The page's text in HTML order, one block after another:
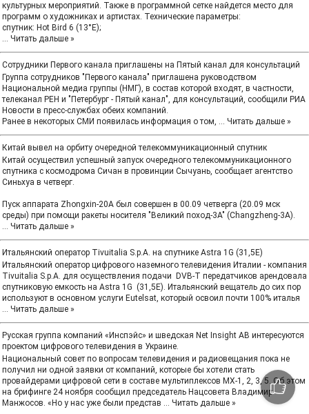
культурных мероприятий. Также в программной сетке найдется место для
программ о художниках и артистах. Технические параметры:
спутник: Hot Bird 6 (13°E);
... Читать дальше »
Сотрудники Первого канала приглашены на Пятый канал для консультаций
Группа сотрудников "Первого канала" приглашена руководством
Национальной медиа группы (НМГ), в состав которой входят, в частности,
телеканал РЕН и "Петербург - Пятый канал", для консультаций, сообщили РИА
Новости в пресс-службах обеих компаний.
Ранее в некоторых СМИ появилась информация о том, ... Читать дальше »
Китай вывел на орбиту очередной телекоммуникационный спутник
Китай осуществил успешный запуск очередного телекоммуникационного
спутника с космодрома Сичан в провинции Сычуань, сообщает агентство
Синьхуа в четверг.
Пуск аппарата Zhongxin-20A был совершен в 00.09 четверга (20.09 мск
среды) при помощи ракеты носителя "Великий поход-3А" (Changzheng-3A).
... Читать дальше »
Итальянский оператор Tivuitalia S.p.A. на спутнике Astra 1G (31,5Е)
Итальянский оператор цифрового наземного телевидения Италии - компания
Tivuitalia S.p.A. для осуществления подачи DVB-T передатчиков арендовала
спутниковую емкость на Astra 1G (31,5Е). Итальянский вещатель до сих пор
используют в основном услуги Eutelsat, который освоил почти 100% италья
... Читать дальше »
Русская группа компаний «Инспэйс» и шведская Net Insight AB интересуются
проектом цифрового телевидения в Украине.
Национальный совет по вопросам телевидения и радиовещания пока не
получил ни одной заявки от компаний, которые бы хотели стать
провайдерами цифровой сети в составе мультиплексов МХ-1, 2, 3, 5. Об этом
на брифинге 24 ноября сообщил председатель Нацсовета Владимир
Манжосов. «Но у нас уже были представ ... Читать дальше »